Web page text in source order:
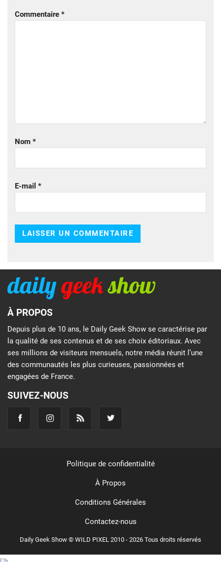
Commentaire *
Nom *
E-mail *
À PROPOS
Depuis plus de 10 ans, le Daily Geek Show se caractérise par
la qualité de ses contenus et de ses choix éditoriaux. Avec
ses millions de visiteurs mensuels, notre média réunit l’une
des communautés les plus curieuses, passionnées et
engagées de France.
SUIVEZ-NOUS
Daily Geek Show © WILD PIXEL 2010 - 2026 Tous droits réservés
Politique de confidentialité
À Propos
Conditions Générales
Contactez-nous